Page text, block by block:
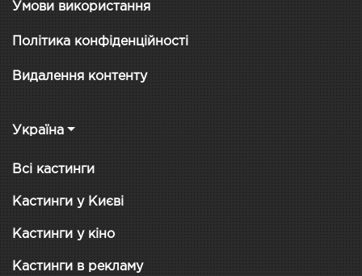
Умови використання
Політика конфіденційності
Видалення контенту
Україна
Всі кастинги
Кастинги у Києві
Кастинги у кіно
Кастинги в рекламу